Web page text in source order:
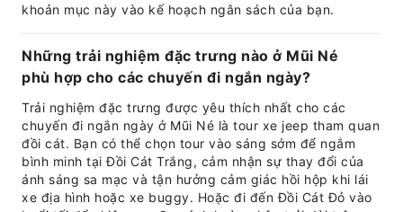
khoản mục này vào kế hoạch ngân sách của bạn.
Những trải nghiệm đặc trưng nào ở Mũi Né
phù hợp cho các chuyến đi ngắn ngày?
Trải nghiệm đặc trưng được yêu thích nhất cho các
chuyến đi ngắn ngày ở Mũi Né là tour xe jeep tham quan
đồi cát. Bạn có thể chọn tour vào sáng sớm để ngắm
bình minh tại Đồi Cát Trắng, cảm nhận sự thay đổi của
ánh sáng sa mạc và tận hưởng cảm giác hồi hộp khi lái
xe địa hình hoặc xe buggy. Hoặc đi đến Đồi Cát Đỏ vào